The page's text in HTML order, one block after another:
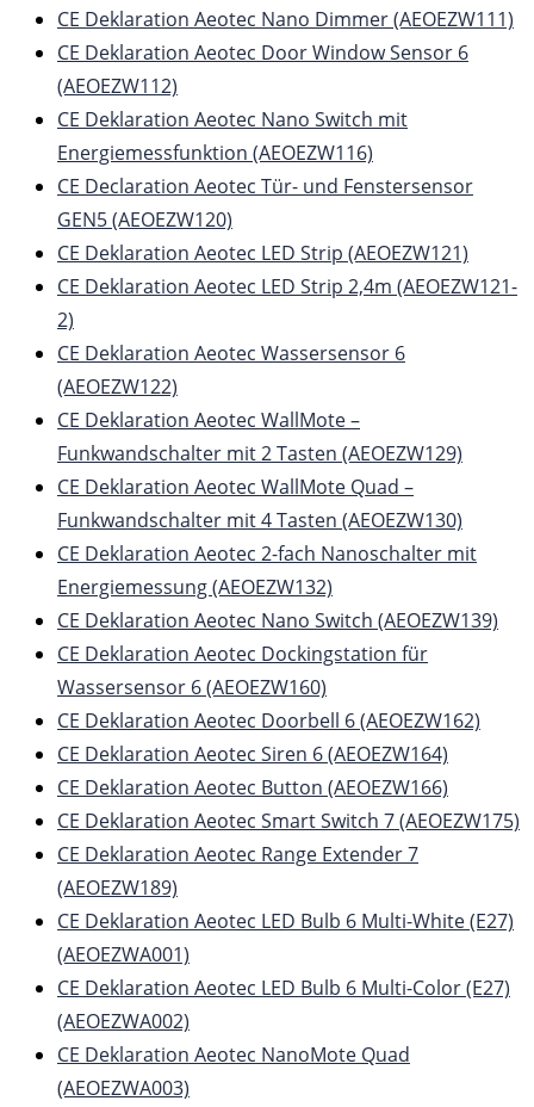
CE Deklaration Aeotec Nano Dimmer (AEOEZW111)
CE Deklaration Aeotec Door Window Sensor 6
(AEOEZW112)
CE Deklaration Aeotec Nano Switch mit
Energiemessfunktion (AEOEZW116)
CE Declaration Aeotec Tür- und Fenstersensor
GEN5 (AEOEZW120)
CE Deklaration Aeotec LED Strip (AEOEZW121)
CE Deklaration Aeotec LED Strip 2,4m (AEOEZW121-
2)
CE Deklaration Aeotec Wassersensor 6
(AEOEZW122)
CE Deklaration Aeotec WallMote –
Funkwandschalter mit 2 Tasten (AEOEZW129)
CE Deklaration Aeotec WallMote Quad –
Funkwandschalter mit 4 Tasten (AEOEZW130)
CE Deklaration Aeotec 2-fach Nanoschalter mit
Energiemessung (AEOEZW132)
CE Deklaration Aeotec Nano Switch (AEOEZW139)
CE Deklaration Aeotec Dockingstation für
Wassersensor 6 (AEOEZW160)
CE Deklaration Aeotec Doorbell 6 (AEOEZW162)
CE Deklaration Aeotec Siren 6 (AEOEZW164)
CE Deklaration Aeotec Button (AEOEZW166)
CE Deklaration Aeotec Smart Switch 7 (AEOEZW175)
CE Deklaration Aeotec Range Extender 7
(AEOEZW189)
CE Deklaration Aeotec LED Bulb 6 Multi-White (E27)
(AEOEZWA001)
CE Deklaration Aeotec LED Bulb 6 Multi-Color (E27)
(AEOEZWA002)
CE Deklaration Aeotec NanoMote Quad
(AEOEZWA003)